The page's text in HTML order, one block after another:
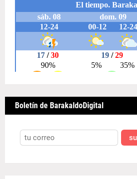
Boletín de BarakaldoDigital